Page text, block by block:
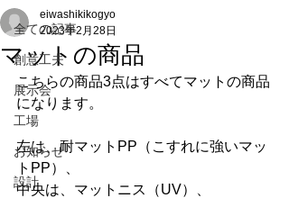
全ての記事
創意工夫
展示会
工場
お知らせ
設計
マットの商品
eiwashikikogyo
2023年2月28日
こちらの商品3点はすべてマットの商品
になります。
左は、耐マットPP（こすれに強いマッ
トPP）、
中央は、マットニス（UV）、